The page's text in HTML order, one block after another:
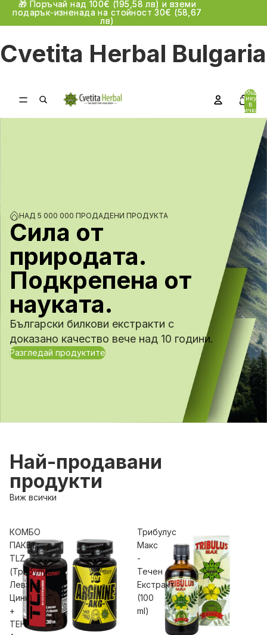
🎁 Поръчай над 100€ (195,58 лв) и вземи
подарък-изненада на стойност 30€ (58,67
лв)
🎁 Поръчай над 100€ (195,58 лв) и вземи
подарък-изненада на стойност 30€ (58,67
лв)
Cvetita Herbal Bulgaria
Общо
артикули
в
количката:
НАД 5 000 000 ПРОДАДЕНИ ПРОДУКТА
Сила от
природата.
Подкрепена от
науката.
Български билкови екстракти с
доказано качество вече над 10 години.
Разгледай продуктите
Най-продавани
продукти
Виж всички
КОМБО
ПАКЕТ:
TLZ
(Трибулус,
Левзея,
Цинк)
+
ТЕН
Трибулус
Макс
-
Течен
Екстракт
(100
ml)